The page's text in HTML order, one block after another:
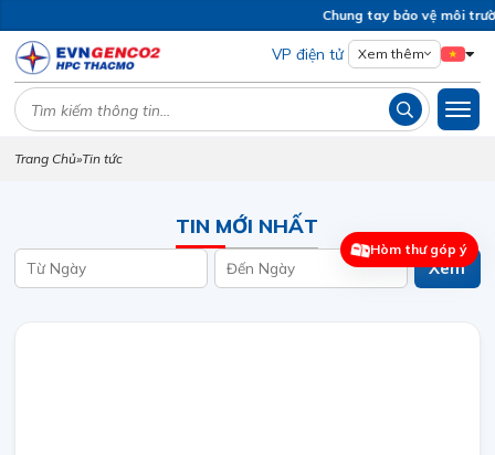
Chung tay bảo vệ môi
VP điện tử Xem thêm
Trang Chủ»Tin tức
TIN MỚI NHẤT
Xem
Hòm thư góp ý